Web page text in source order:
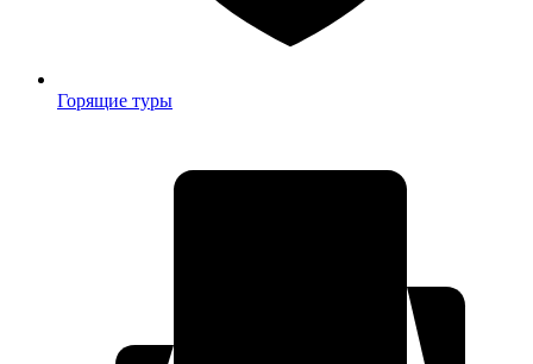
Горящие туры